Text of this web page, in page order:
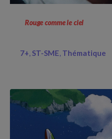
Rouge comme le ciel
7+ ST-SME Thématique